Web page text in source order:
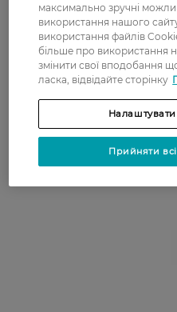
максимально зручні
використання нашого
використання файлів
більше про використання
змінити свої вподобання
ласка, відвідайте сторінку
Прийняти